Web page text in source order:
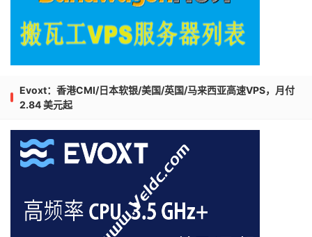
Evoxt：香港CMI/日本软银/美国/英国/马来西亚高速VPS，月付
2.84 美元起